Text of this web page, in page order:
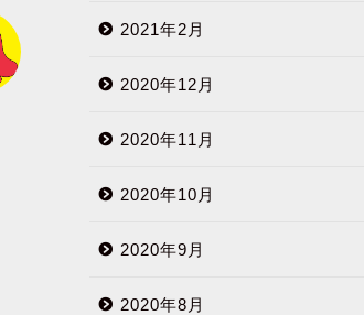
2021年2月
2020年12月
2020年11月
2020年10月
2020年9月
2020年8月